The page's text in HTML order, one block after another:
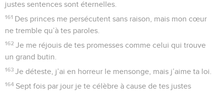
justes sentences sont éternelles.
161 Des princes me persécutent sans raison, mais mon cœur
ne tremble qu’à tes paroles.
162 Je me réjouis de tes promesses comme celui qui trouve
un grand butin.
163 Je déteste, j’ai en horreur le mensonge, mais j’aime ta loi.
164 Sept fois par jour je te célèbre à cause de tes justes